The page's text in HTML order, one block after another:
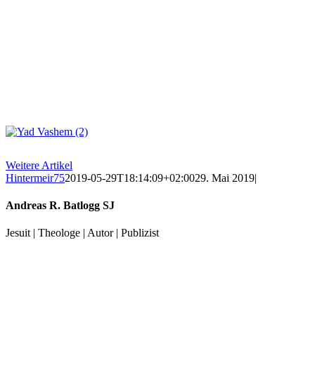
Weitere Artikel
Hintermeir752019-05-29T18:14:09+02:0029. Mai 2019|
Andreas R. Batlogg SJ
Jesuit | Theologe | Autor | Publizist